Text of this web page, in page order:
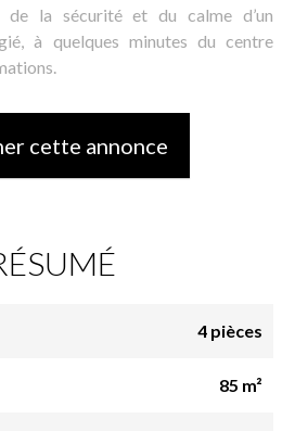
de la sécurité et du calme d’un
à quelques minutes du centre
cette annonce
4 pièces
85 m²